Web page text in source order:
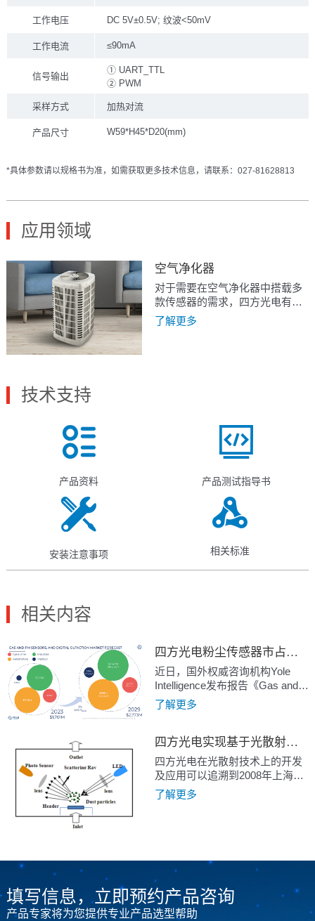
工作电压 DC 5V±0.5V; 纹波<50mV
工作电流 ≤90mA
信号输出
① UART_TTL
② PWM
采样方式 加热对流
产品尺寸 W59*H45*D20(mm)
*具体参数请以规格书为准，如需获取更多技术信息，请联系：027-81628813
应用领域
空气净化器
对于需要在空气净化器中搭载多
款传感器的需求，四方光电有集
成粉尘和VOC传感器的AM1002
或AM1009，集成粉尘、CO2、
了解更多
技术支持
产品资料 产品测试指导书
安装注意事项 相关标准
相关内容
四方光电粉尘传感器市占比第一，深耕技术引领行业发展
近日，国外权威咨询机构Yole
Intelligence发布报告《Gas and
Particle sensors 2024》，报告对
气体和粉尘传感器全球市场进行
器的市场现状、具体的细分市场
和未来发展趋势，报告显示气体
和粉尘传感器市场在2023年至
2029年间增长 8%，到2029年市
场总规模将达到约 28 亿美元，在
了解更多
四方光电实现基于光散射原理粉尘（PM2.5)传感器在多个领域中的创新应用
四方光电在光散射技术上的开发
及应用可以追溯到2008年上海世
博会。为满足国内某知名暖通空
调（HVAC）企业产品开发需
PM2.5、CO2、甲醛、磁辐射和
温湿度等多种指标。
了解更多
填写信息，立即预约产品咨询
产品专家将为您提供专业产品选型帮助